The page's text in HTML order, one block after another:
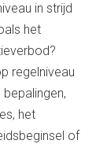
in strijd
het
regelniveau
het
of